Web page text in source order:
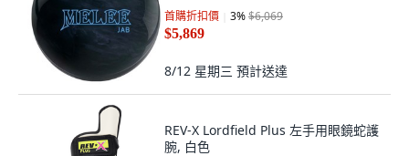
首購折扣價 3%$6,069
$5,869
8/12 星期三 預計送達
REV-X Lordfield Plus 左手用眼鏡蛇護
腕, 白色